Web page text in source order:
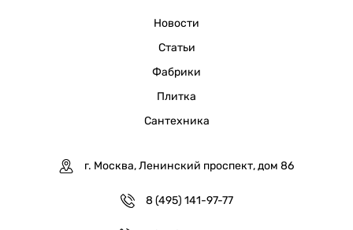
Новости
Статьи
Фабрики
Плитка
Сантехника
г. Москва, Ленинский проспект, дом 86
8 (495) 141-97-77